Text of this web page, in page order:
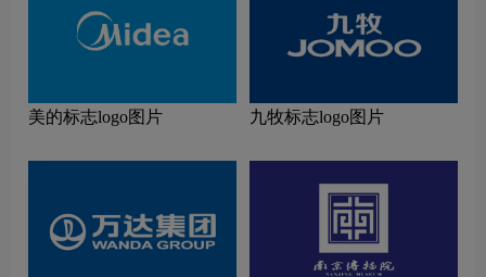
美的标志logo图片 九牧标志logo图片